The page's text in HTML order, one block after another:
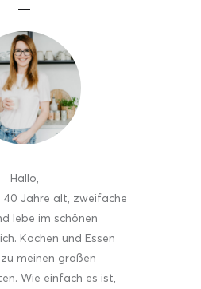
Hallo
40 Jahre alt, zweifache
lebe im schönen
Kochen und Essen
meinen großen
Wie einfach es ist,